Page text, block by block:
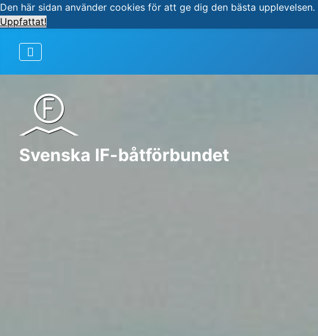
Den här sidan använder cookies för att ge dig den bästa upplevelsen.
Uppfattat!
Svenska IF-båtförbundet